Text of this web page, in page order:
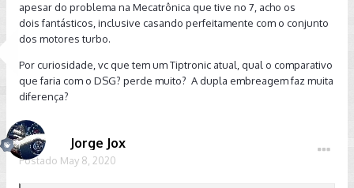
apesar do problema na Mecatrônica que tive no 7, acho os
dois fantásticos, inclusive casando perfeitamente com o conjunto
dos motores turbo.
Por curiosidade, vc que tem um Tiptronic atual, qual o comparativo
que faria com o DSG? perde muito? A dupla embreagem faz muita
diferença?
Jorge Jox
Postado May 8, 2020